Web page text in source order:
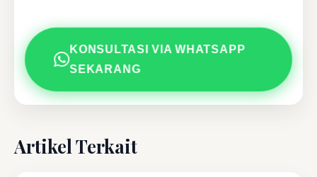
KONSULTASI VIA WHATSAPP
SEKARANG
Artikel Terkait